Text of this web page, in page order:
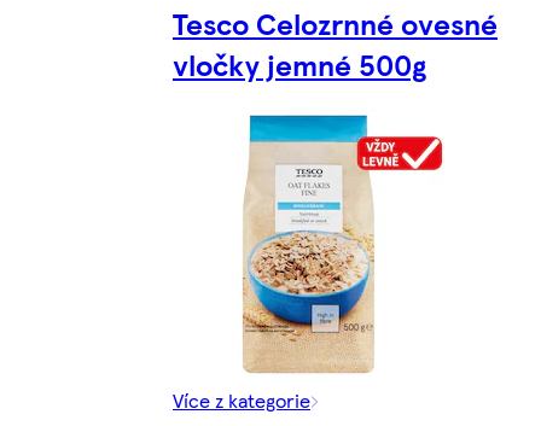
Tesco Celozrnné ovesné
vločky jemné 500g
Více z kategorie